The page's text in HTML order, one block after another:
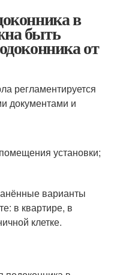
в
быть
от
регламентируется
документами и
установки;
варианты
в квартире, в
клетке.